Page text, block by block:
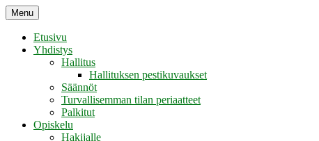
Skip
to
content
Retikka ry
Menu
Etusivu
Yhdistys
Hallitus
Hallituksen pestikuvaukset
Säännöt
Turvallisemman tilan periaatteet
Palkitut
Opiskelu
Hakijalle